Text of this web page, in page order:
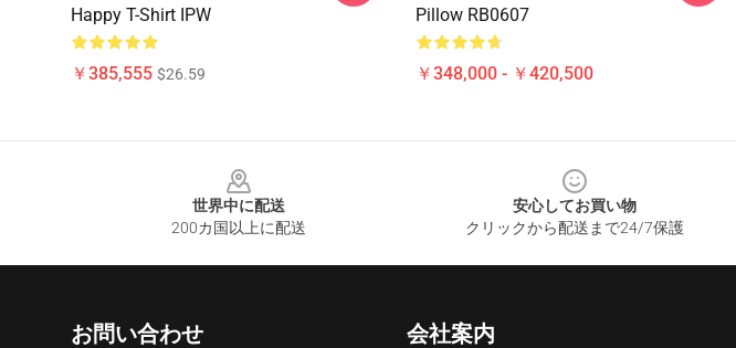
Happy T-Shirt IPW
￥385,555 $26.59
Pillow RB0607
￥348,000 - ￥420,500
世界中に配送
200カ国以上に配送
安心してお買い物
クリックから配送まで24/7保護
お問い合わせ 会社案内